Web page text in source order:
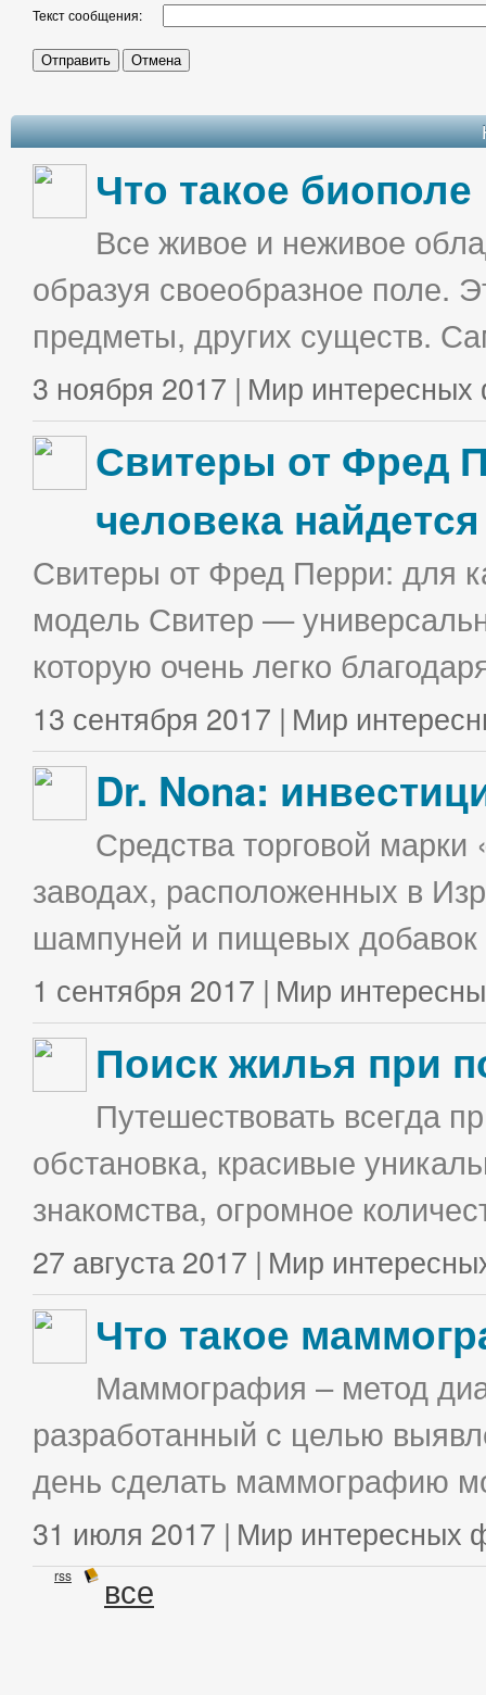
Текст сообщения:
Что такое биополе
Все живое и неживое
образуя своеобразное поле.
предметы, других существ.
3 ноября 2017 | Мир интересных
Свитеры от Фред
человека
Свитеры от Фред Перри: для
модель Свитер —
которую очень легко
13 сентября 2017 | Мир
Dr. Nona:
Средства торговой
заводах, расположенных в
шампуней и пищевых
1 сентября 2017 | Мир
Поиск жилья при
Путешествовать всегда
обстановка, красивые
знакомства, огромное
27 августа 2017 | Мир
Что такое
Маммография – метод
разработанный с целью
день сделать маммографию
31 июля 2017 | Мир интересных
rss все